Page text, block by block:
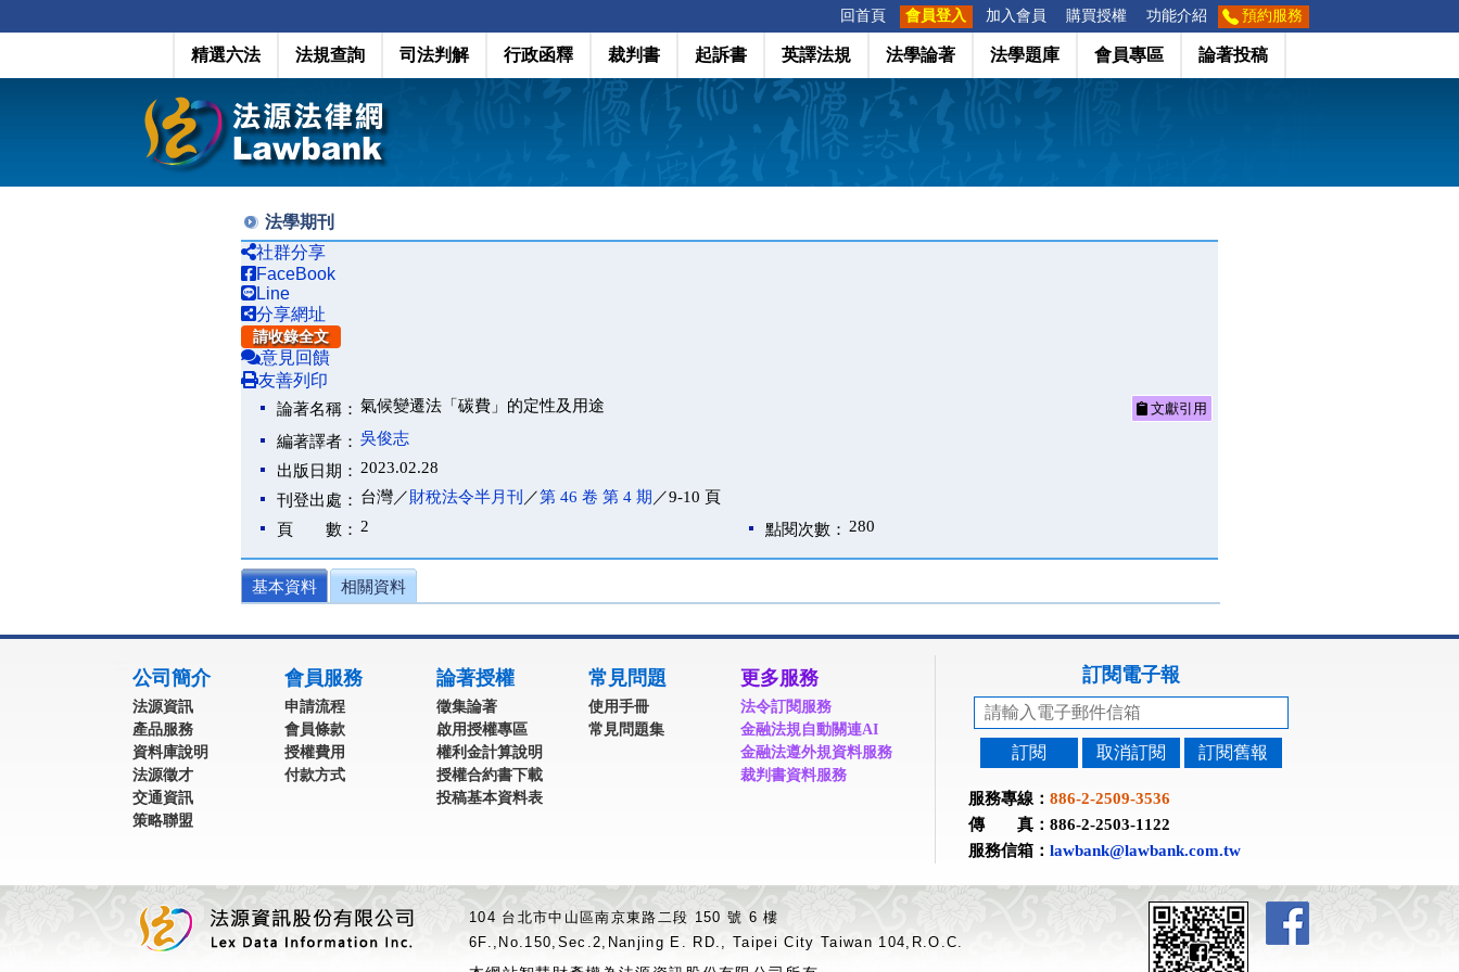
回首頁 會員登入 加入會員 購買授權 功能介紹 預約服務
精選六法 法規查詢 司法判解 行政函釋 裁判書 起訴書 英譯法規 法學論著 法學題庫 會員專區 論著投稿
法學期刊
社群分享
FaceBook
Line
分享網址
請收錄全文
意見回饋
友善列印
論著名稱： 氣候變遷法「碳費」的定性及用途 文獻引用
編著譯者： 吳俊志
出版日期： 2023.02.28
刊登出處： 台灣／財稅法令半月刊 ／第 46 卷 第 4 期 ／9-10 頁
頁 數： 2 點閱次數： 280
基本資料 相關資料
公司簡介
法源資訊
產品服務
資料庫說明
法源徵才
交通資訊
策略聯盟
會員服務
申請流程
會員條款
授權費用
付款方式
論著授權
徵集論著
啟用授權專區
權利金計算說明
授權合約書下載
投稿基本資料表
常見問題
使用手冊
常見問題集
更多服務
法令訂閱服務
金融法規自動關連AI
金融法遵外規資料服務
裁判書資料服務
訂閱電子報
訂閱 取消訂閱 訂閱舊報
服務專線： 886-2-2509-3536
傳 真：886-2-2503-1122
服務信箱： lawbank@lawbank.com.tw
104 台北市中山區南京東路二段 150 號 6 樓
6F.,No.150,Sec.2,Nanjing E. RD., Taipei City Taiwan 104,R.O.C.